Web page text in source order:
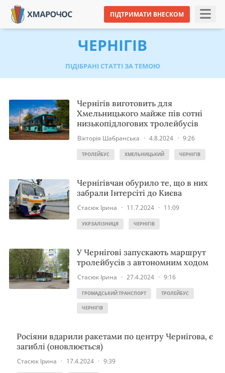
ПІДТРИМАТИ ВНЕСКОМ
ЧЕРНІГІВ
ПІДІБРАНІ СТАТТІ ЗА ТЕМОЮ
Чернігів виготовить для
Хмельницького майже пів сотні
низькопідлогових тролейбусів
Вікторія Шабранська · 4.8.2024 · 9:26
ТРОЛЕЙБУС ХМЕЛЬНИЦЬКИЙ ЧЕРНІГІВ
Чернігівчан обурило те, що в них
забрали Інтерсіті до Києва
Стасюк Ірина · 11.7.2024 · 11:09
УКРЗАЛІЗНИЦЯ ЧЕРНІГІВ
У Чернігові запускають маршрут
тролейбусів з автономним ходом
Стасюк Ірина · 27.4.2024 · 9:16
ГРОМАДСЬКИЙ ТРАНСПОРТ ТРОЛЕЙБУС
ЧЕРНІГІВ
Росіяни вдарили ракетами по центру Чернігова, є
загиблі (оновлюється)
Стасюк Ірина · 17.4.2024 · 9:39